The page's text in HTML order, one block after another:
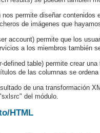
nos permite diseñar
de imágenes que
account) permite que los
a los miembros también
defined table) permite crear
de las columnas se
de una transformación
del módulo.
HTML